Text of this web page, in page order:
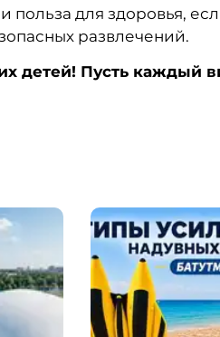
польза для здоровья,
развлечений.
детей! Пусть каждый